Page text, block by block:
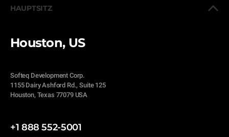
HAUPTSITZ
Houston, US
Softeq Development Corp.
1155 Dairy Ashford Rd., Suite 125
Houston, Texas 77079 USA
+1 888 552-5001